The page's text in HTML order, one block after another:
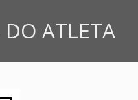
DO ATLETA